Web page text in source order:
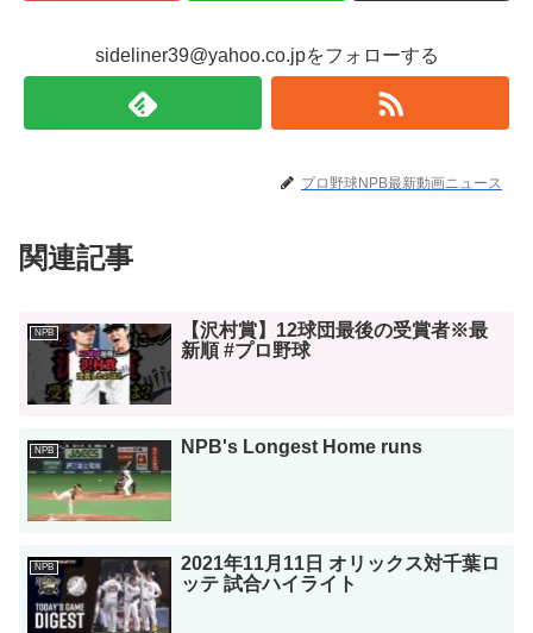
sideliner39@yahoo.co.jpをフォローする
プロ野球NPB最新動画ニュース
関連記事
NPB
【沢村賞】12球団最後の受賞者※最
新順 #プロ野球
NPB NPB's Longest Home runs
NPB
2021年11月11日 オリックス対千葉ロ
ッテ 試合ハイライト